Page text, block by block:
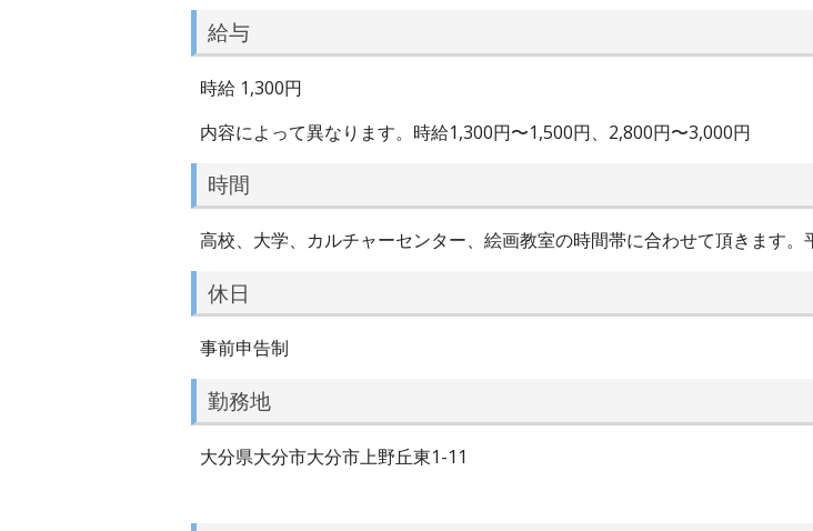
給与
時給 1,300円
内容によって異なります。時給1,300円〜1,500円、2,800円〜3,000円
時間
高校、大学、カルチャーセンター、絵画教室の時間帯に合わせて頂きます
休日
事前申告制
勤務地
大分県大分市大分市上野丘東1-11